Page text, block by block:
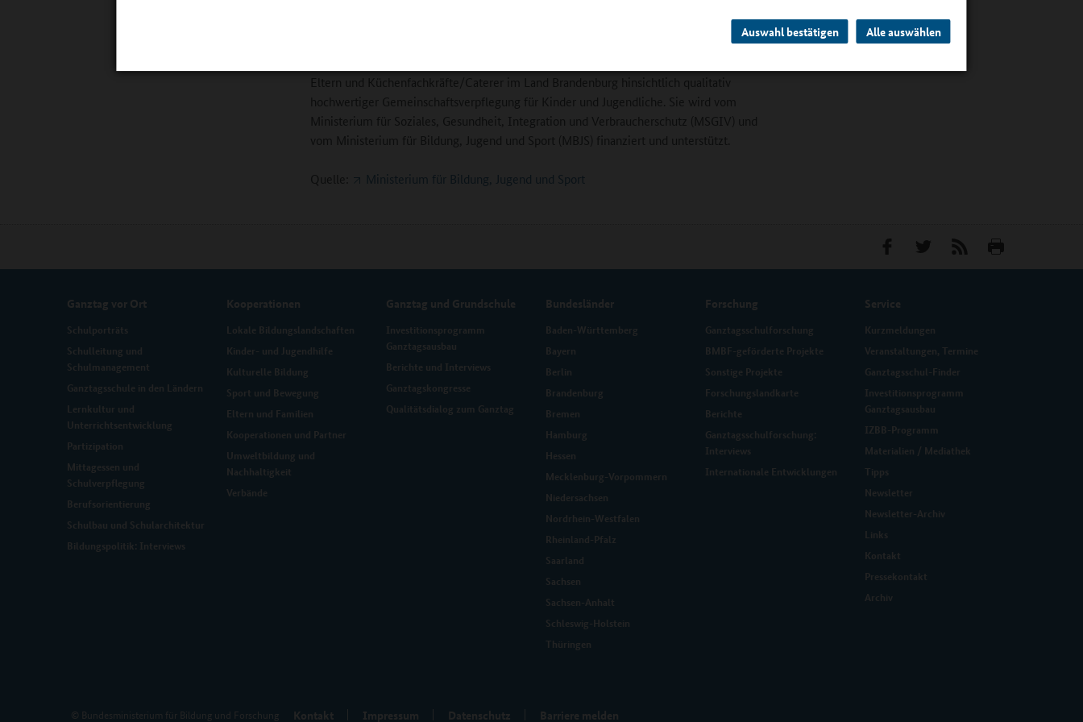
Auswahl bestätigen Alle auswählen
Die Vernetzungsstelle Kita- und Schulverpflegung Brandenburg informiert und berät
Eltern und Küchenfachkräfte/Caterer im Land Brandenburg hinsichtlich qualitativ
hochwertiger Gemeinschaftsverpflegung für Kinder und Jugendliche. Sie wird vom
Ministerium für Soziales, Gesundheit, Integration und Verbraucherschutz (MSGIV) und
vom Ministerium für Bildung, Jugend und Sport (MBJS) finanziert und unterstützt.
Quelle: Ministerium für Bildung, Jugend und Sport
Ganztag vor Ort
Schulporträts
Schulleitung und
Schulmanagement
Ganztagsschule in den Ländern
Lernkultur und
Unterrichtsentwicklung
Partizipation
Mittagessen und
Schulverpflegung
Berufsorientierung
Schulbau und Schularchitektur
Bildungspolitik: Interviews
Kooperationen
Lokale Bildungslandschaften
Kinder- und Jugendhilfe
Kulturelle Bildung
Sport und Bewegung
Eltern und Familien
Kooperationen und Partner
Umweltbildung und
Nachhaltigkeit
Verbände
Ganztag und Grundschule
Investitionsprogramm
Ganztagsausbau
Berichte und Interviews
Ganztagskongresse
Qualitätsdialog zum Ganztag
Bundesländer
Baden-Württemberg
Bayern
Berlin
Brandenburg
Bremen
Hamburg
Hessen
Mecklenburg-Vorpommern
Niedersachsen
Nordrhein-Westfalen
Rheinland-Pfalz
Saarland
Sachsen
Sachsen-Anhalt
Schleswig-Holstein
Thüringen
Forschung
Ganztagsschulforschung
BMBF-geförderte Projekte
Sonstige Projekte
Forschungslandkarte
Berichte
Ganztagsschulforschung:
Interviews
Internationale Entwicklungen
Service
Kurzmeldungen
Veranstaltungen, Termine
Ganztagsschul-Finder
Investitionsprogramm
Ganztagsausbau
IZBB-Programm
Materialien / Mediathek
Tipps
Newsletter
Newsletter-Archiv
Links
Kontakt
Pressekontakt
Archiv
© Bundesministerium für Bildung und Forschung Kontakt Impressum Datenschutz Barriere melden